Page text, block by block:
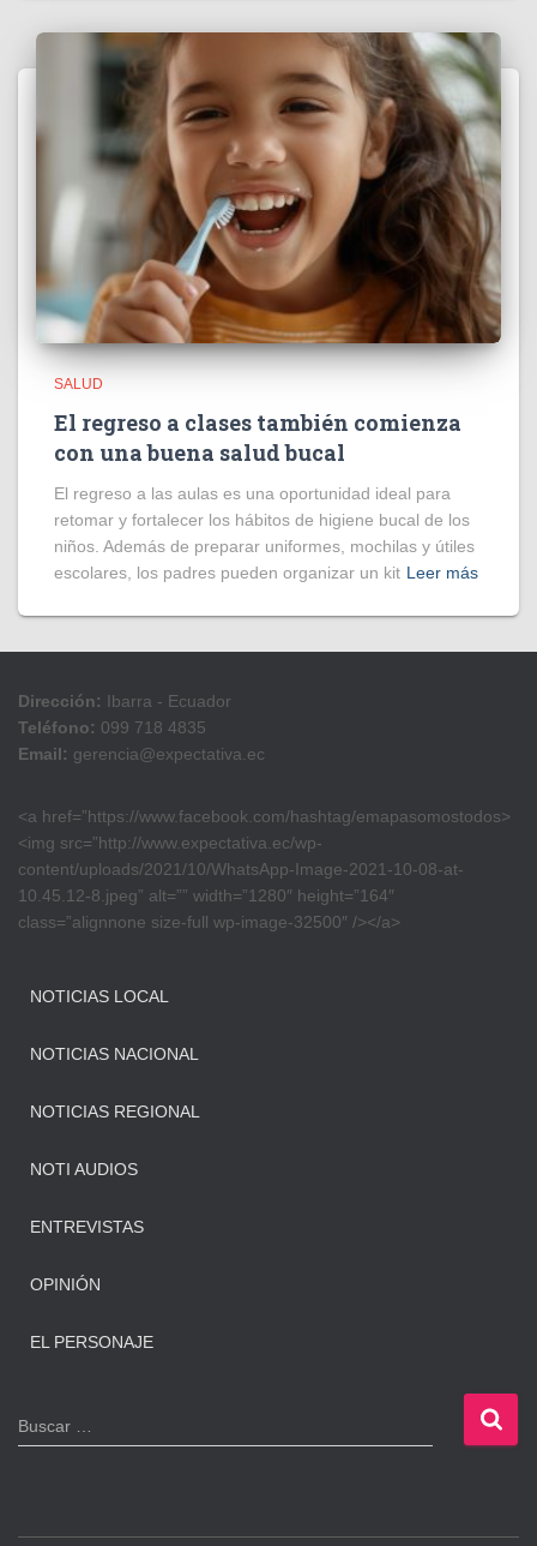
SALUD
El regreso a clases también comienza
con una buena salud bucal
El regreso a las aulas es una oportunidad ideal para
retomar y fortalecer los hábitos de higiene bucal de los
niños. Además de preparar uniformes, mochilas y útiles
escolares, los padres pueden organizar un kit Leer más
Dirección: Ibarra - Ecuador
Teléfono: 099 718 4835
Email: gerencia@expectativa.ec
<a href=”https://www.facebook.com/hashtag/emapasomostodos>
<img src=”http://www.expectativa.ec/wp-
content/uploads/2021/10/WhatsApp-Image-2021-10-08-at-
10.45.12-8.jpeg” alt=”” width=”1280″ height=”164″
class=”alignnone size-full wp-image-32500″ /></a>
NOTICIAS LOCAL
NOTICIAS NACIONAL
NOTICIAS REGIONAL
NOTI AUDIOS
ENTREVISTAS
OPINIÓN
EL PERSONAJE
B
u
Buscar …